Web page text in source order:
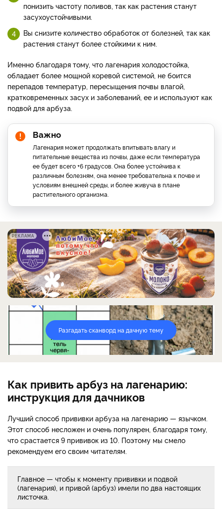
понизить частоту поливов, так как растения станут
засухоустойчивыми.
Вы снизите количество обработок от болезней, так как
растения станут более стойкими к ним.
Именно благодаря тому, что лагенария холодостойка,
обладает более мощной коревой системой, не боится
перепадов температур, пересыщения почвы влагой,
кратковременных засух и заболеваний, ее и используют как
подвой для арбуза.
Важно
Лагенария может продолжать впитывать влагу и
питательные вещества из почвы, даже если температура
ее будет всего +6 градусов. Она более устойчива к
различным болезням, она менее требовательна к почве и
условиям внешней среды, и более живуча в плане
растительного организма.
РЕКЛАМА
Разгадать сканворд на дачную тему
Как привить арбуз на лагенарию:
инструкция для дачников
Лучший способ прививки арбуза на лагенарию — язычком.
Этот способ несложен и очень популярен, благодаря тому,
что срастается 9 прививок из 10. Поэтому мы смело
рекомендуем его своим читателям.
Главное — чтобы к моменту прививки и подвой
(лагенария), и привой (арбуз) имели по два настоящих
листочка.